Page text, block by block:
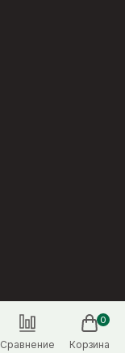
Сравнение
0
Корзина